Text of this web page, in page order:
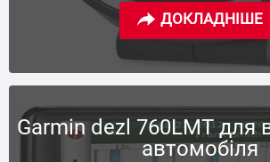
Garmin dezl 760LMT для
автомобіля